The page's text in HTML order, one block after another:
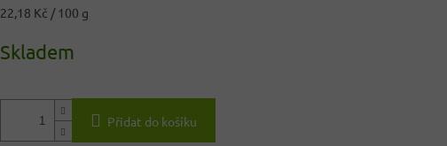
Měrná
22,18 Kč / 100 g
Skladem
Přidat do košíku